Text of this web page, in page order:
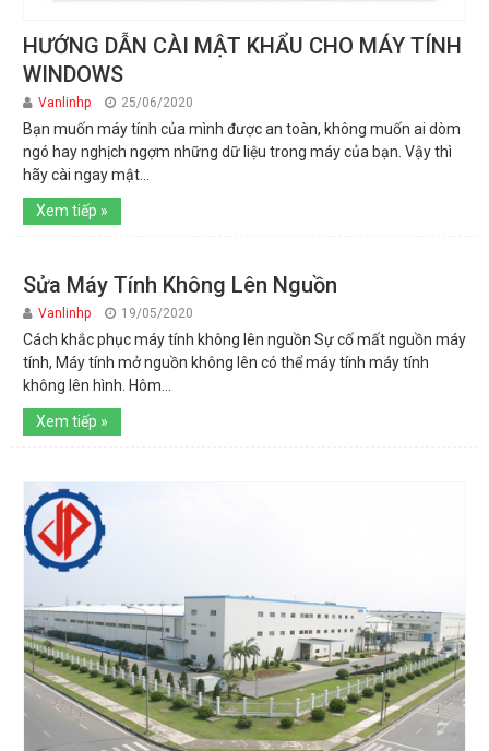
HƯỚNG DẪN CÀI MẬT KHẨU CHO MÁY TÍNH
WINDOWS
Vanlinhp 25/06/2020
Bạn muốn máy tính của mình được an toàn, không muốn ai dòm
ngó hay nghịch ngợm những dữ liệu trong máy của bạn. Vậy thì
hãy cài ngay mật...
Xem tiếp »
Sửa Máy Tính Không Lên Nguồn
Vanlinhp 19/05/2020
Cách khắc phục máy tính không lên nguồn Sự cố mất nguồn máy
tính, Máy tính mở nguồn không lên có thể máy tính máy tính
không lên hình. Hôm...
Xem tiếp »